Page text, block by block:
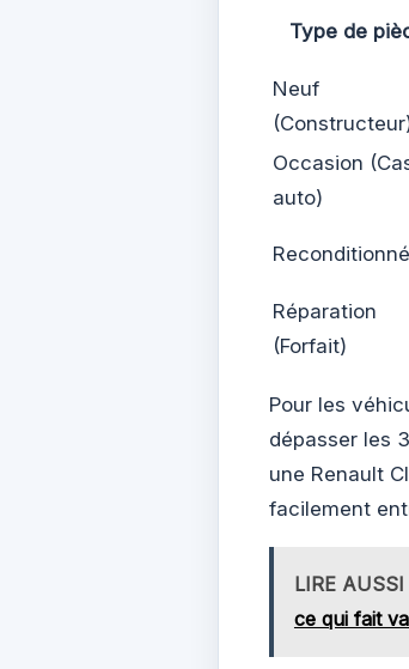
Type de
Neuf
Occasion
auto)
Reconditionné
Réparation
(Forfait)
Pour les
dépasser les
une Renault
facilement
LIRE AUSSI
ce qui fait